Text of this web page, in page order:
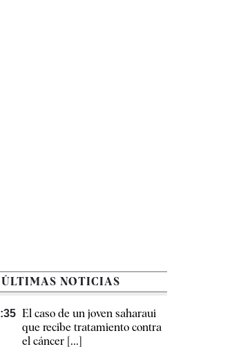
ÚLTIMAS NOTICIAS
El caso de un joven saharaui
que recibe tratamiento contra
el cáncer [...]